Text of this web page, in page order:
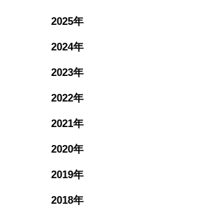
2025年
2024年
2023年
2022年
2021年
2020年
2019年
2018年